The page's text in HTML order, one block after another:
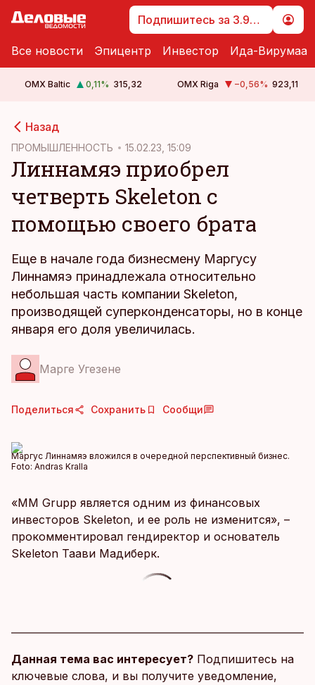
Подпишитесь за 3.99 €
Все новости Эпицентр Инвестор Ида-Вирумаа
OMX Baltic 0,11% 315,32 OMX Riga −0,56% 923,11
Назад
ПРОМЫШЛЕННОСТЬ 15.02.23, 15:09
Линнамяэ приобрел
четверть Skeleton с
помощью своего брата
Еще в начале года бизнесмену Маргусу
Линнамяэ принадлежала относительно
небольшая часть компании Skeleton,
производящей суперконденсаторы, но в конце
января его доля увеличилась.
Марге Угезене
Поделиться Сохранить Сообщи
Маргус Линнамяэ вложился в очередной перспективный бизнес.
Foto: Andras Kralla
«MM Grupp является одним из финансовых
инвесторов Skeleton, и ее роль не изменится», –
прокомментировал гендиректор и основатель
Skeleton Таави Мадиберк.
Данная тема вас интересует? Подпишитесь на
ключевые слова, и вы получите уведомление,